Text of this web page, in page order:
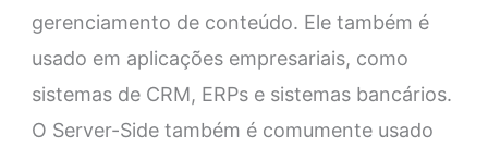
gerenciamento de conteúdo. Ele também é
usado em aplicações empresariais, como
sistemas de CRM, ERPs e sistemas bancários.
O Server-Side também é comumente usado